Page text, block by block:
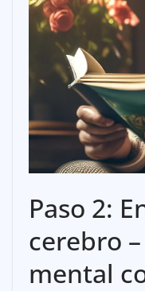
Paso 2:
cerebro
mental